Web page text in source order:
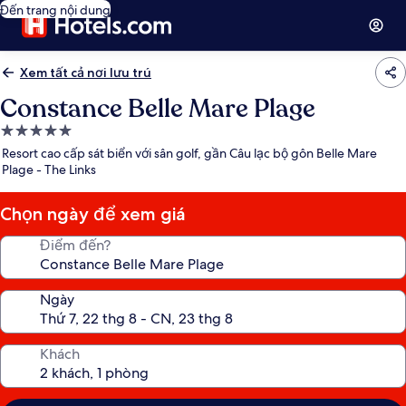
Đến trang nội dung
Xem tất cả nơi lưu trú
Constance Belle Mare Plage
Nơi
lưu
trú
5.0
sao
Resort cao cấp sát biển với sân golf, gần Câu lạc bộ gôn Belle Mare
Plage - The Links
Chọn ngày để xem giá
Điểm đến?
Ngày
Khách